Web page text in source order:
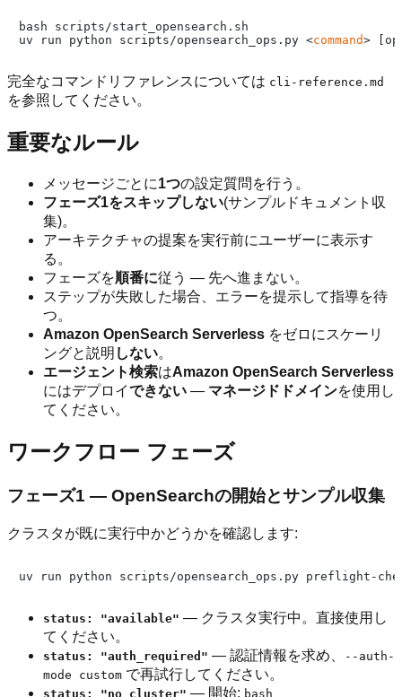
bash scripts/start_opensearch.sh
uv run python scripts/opensearch_ops.py <command
完全なコマンドリファレンスについては cli-reference.md
を参照してください。
重要なルール
メッセージごとに1つの設定質問を行う。
フェーズ1をスキップしない(サンプルドキュメント収
集)。
アーキテクチャの提案を実行前にユーザーに表示す
る。
フェーズを順番に従う — 先へ進まない。
ステップが失敗した場合、エラーを提示して指導を待
つ。
Amazon OpenSearch Serverless をゼロにスケーリ
ングと説明 しない。
エージェント検索はAmazon OpenSearch Serverless
にはデプロイできない — マネージドドメインを使用し
てください。
ワークフロー フェーズ
フェーズ1 — OpenSearchの開始とサンプル収集
クラスタが既に実行中かどうかを確認します:
status: "available" — クラスタ実行中。直接使用し
てください。
status: "auth_required" — 認証情報を求め、
--auth-
mode custom で再試行してください。
status: "no_cluster" — 開始: bash